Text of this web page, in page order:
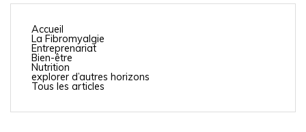
Accueil
La Fibromyalgie
Entreprenariat
Bien-être
Nutrition
explorer d’autres horizons
Tous les articles